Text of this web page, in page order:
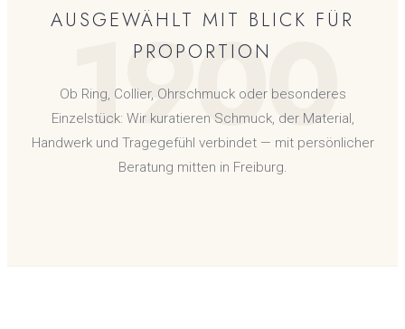
1900
AUSGEWÄHLT MIT BLICK FÜR
PROPORTION
Ob Ring, Collier, Ohrschmuck oder besonderes
Einzelstück: Wir kuratieren Schmuck, der Material,
Handwerk und Tragegefühl verbindet — mit persönlicher
Beratung mitten in Freiburg.